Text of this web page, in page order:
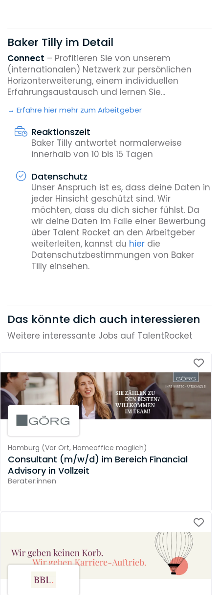
Baker Tilly im Detail
Connect – Profitieren Sie von unserem
(internationalen) Netzwerk zur persönlichen
Horizonterweiterung, einem individuellen
Erfahrungsaustausch und lernen Sie...
Erfahre hier mehr zum Arbeitgeber
Reaktionszeit
Baker Tilly antwortet normalerweise
innerhalb von 10 bis 15 Tagen
Datenschutz
Unser Anspruch ist es, dass deine Daten in
jeder Hinsicht geschützt sind. Wir
möchten, dass du dich sicher fühlst. Da
wir deine Daten im Falle einer Bewerbung
über Talent Rocket an den Arbeitgeber
weiterleiten, kannst du hierdie
Datenschutzbestimmungen von Baker
Tilly einsehen.
Das könnte dich auch interessieren
Weitere interessante Jobs auf TalentRocket
Hamburg (Vor Ort, Homeoffice möglich)
Consultant (m/w/d) im Bereich Financial
Advisory in Vollzeit
Berater:innen